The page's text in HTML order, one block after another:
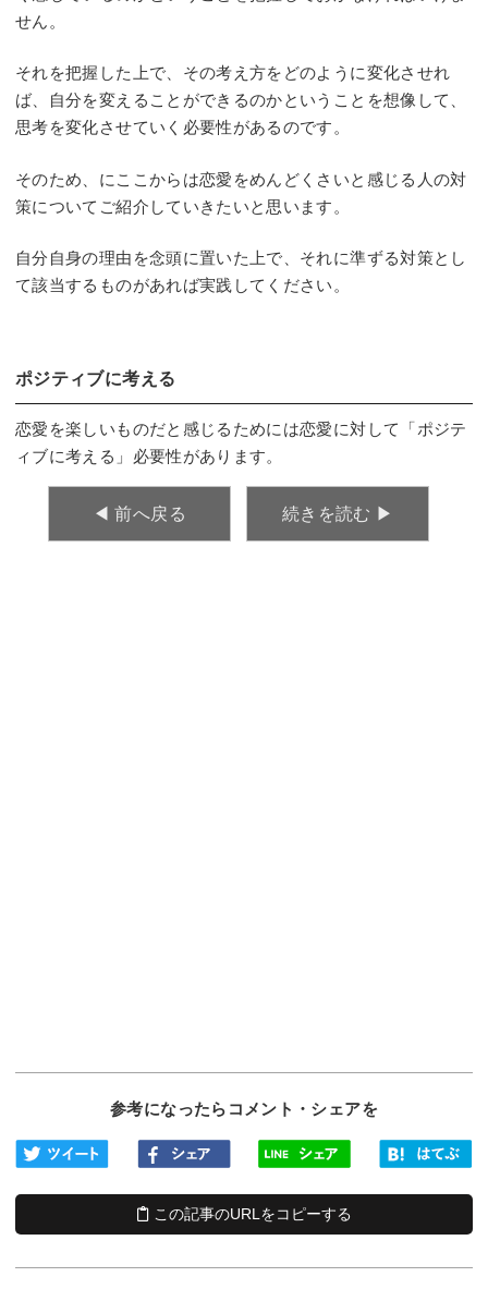
せん。
それを把握した上で、その考え方をどのように変化させれ
ば、自分を変えることができるのかということを想像して、
思考を変化させていく必要性があるのです。
そのため、にここからは恋愛をめんどくさいと感じる人の対
策についてご紹介していきたいと思います。
自分自身の理由を念頭に置いた上で、それに準ずる対策とし
て該当するものがあれば実践してください。
ポジティブに考える
恋愛を楽しいものだと感じるためには恋愛に対して「ポジテ
ィブに考える」必要性があります。
◀︎ 前へ戻る 続きを読む ▶︎
参考になったらコメント・シェアを
この記事のURLをコピーする